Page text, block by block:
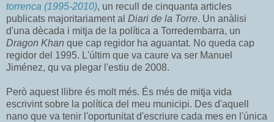
torrenca (1995-2010), un recull de cinquanta articles
publicats majoritariament al Diari de la Torre. Un anàlisi
d'una dècada i mitja de la política a Torredembarra, un
Dragon Khan que cap regidor ha aguantat. No queda cap
regidor del 1995. L'últim que va caure va ser Manuel
Jiménez, qu va plegar l'estiu de 2008.
Però aquest llibre és molt més. És més de mitja vida
escrivint sobre la política del meu municipi. Des d'aquell
nano que va tenir l'oportunitat d'escriure cada mes en l'única